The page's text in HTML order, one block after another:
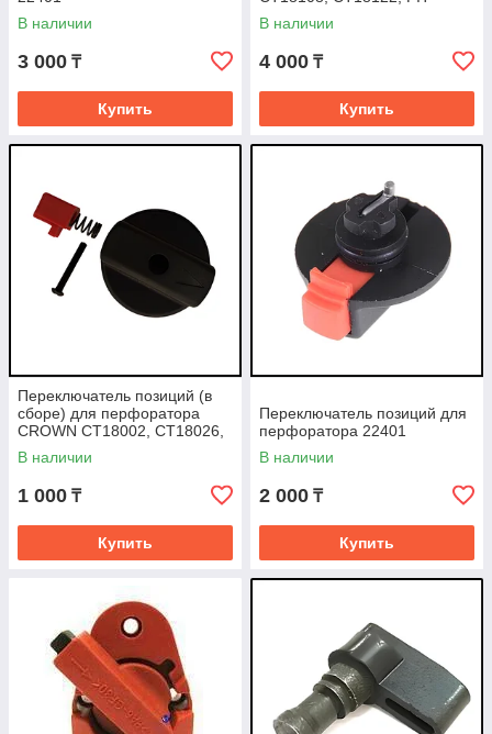
В наличии
3 000 ₸
Купить
22604, P22802
В наличии
4 000 ₸
Купить
Переключатель позиций (в
сборе) для перфоратора
CROWN CT18002, CT18026,
CT18054, CT18114,
CT18116,18004
В наличии
1 000 ₸
Купить
Переключатель позиций для
перфоратора 22401
В наличии
2 000 ₸
Купить